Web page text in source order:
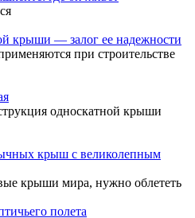
крыши — залог ее надежности
при строительстве
односкатной крыши
крыш с великолепным
крыши мира, нужно облететь